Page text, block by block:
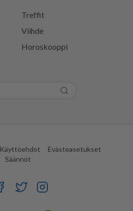
Treffit
Viihde
Horoskooppi
Käyttöehdot
Evästeasetukset
Säännöt